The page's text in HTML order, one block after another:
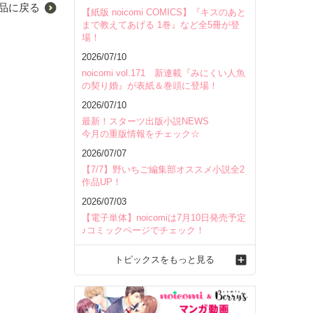
に戻る
【紙版 noicomi COMICS】『キスのあと
まで教えてあげる 1巻』など全5冊が登
場！
2026/07/10
noicomi vol.171 新連載『みにくい人魚
の契り婚』が表紙＆巻頭に登場！
2026/07/10
最新！スターツ出版小説NEWS
今月の重版情報をチェック☆
2026/07/07
【7/7】野いちご編集部オススメ小説全2
作品UP！
2026/07/03
【電子単体】noicomiは7月10日発売予定
♪コミックページでチェック！
トピックスをもっと見る